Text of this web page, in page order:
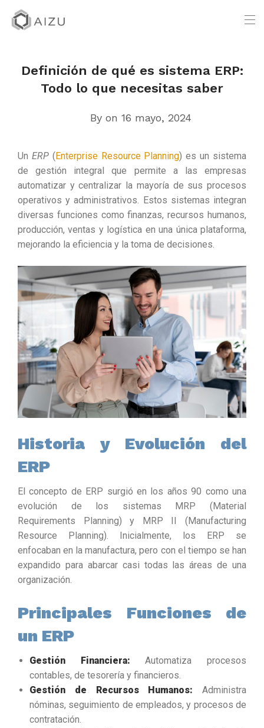
Definición de qué es sistema ERP:
Todo lo que necesitas saber
By on 16 mayo, 2024
Un ERP(Enterprise Resource Planning) es un sistema
de gestión integral que permite a las empresas
automatizar y centralizar la mayoría de sus procesos
operativos y administrativos. Estos sistemas integran
diversas funciones como finanzas, recursos humanos,
producción, ventas y logística en una única plataforma,
mejorando la eficiencia y la toma de decisiones.
Historia y Evolución del
ERP
El concepto de ERP surgió en los años 90 como una
evolución de los sistemas MRP (Material
Requirements Planning) y MRP II (Manufacturing
Resource Planning). Inicialmente, los ERP se
enfocaban en la manufactura, pero con el tiempo se han
expandido para abarcar casi todas las áreas de una
organización.
Principales Funciones de
un ERP
Gestión Financiera: Automatiza procesos
contables, de tesorería y financieros.
Gestión de Recursos Humanos: Administra
nóminas, seguimiento de empleados, y procesos de
contratación.